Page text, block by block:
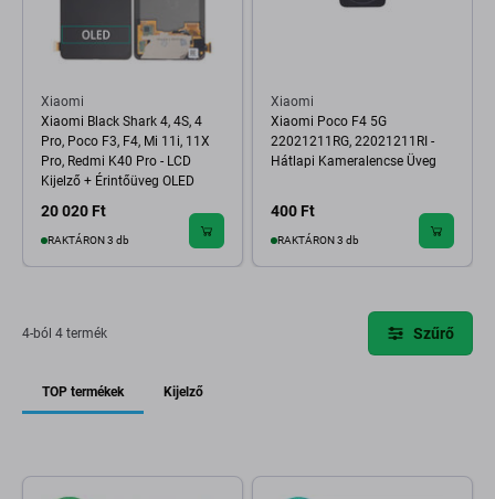
Xiaomi
Xiaomi Black Shark 4, 4S, 4
Pro, Poco F3, F4, Mi 11i, 11X
Pro, Redmi K40 Pro - LCD
Kijelző + Érintőüveg OLED
20 020 Ft
RAKTÁRON 3 db
Xiaomi
Xiaomi Poco F4 5G
22021211RG, 22021211RI -
Hátlapi Kameralencse Üveg
400 Ft
RAKTÁRON 3 db
4-ból 4 termék Szűrő
TOP termékek Kijelző